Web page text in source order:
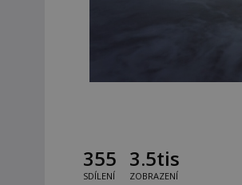
355
SDÍLENÍ
3.5tis
ZOBRAZENÍ